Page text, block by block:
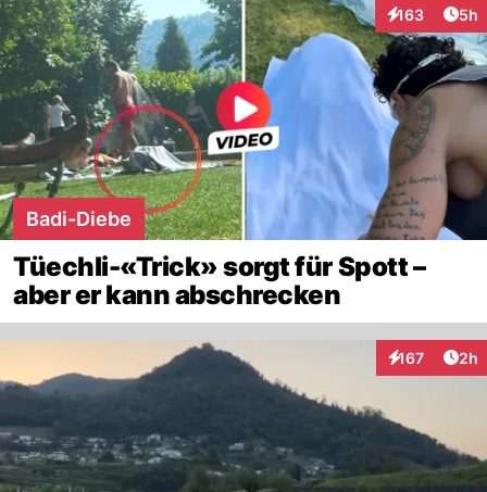
163
Interaktionen
5h
Badi-Diebe
Tüechli-«Trick» sorgt für Spott –
aber er kann abschrecken
167
Interaktionen
2h